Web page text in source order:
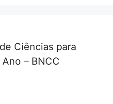
Ciências para
Ano – BNCC